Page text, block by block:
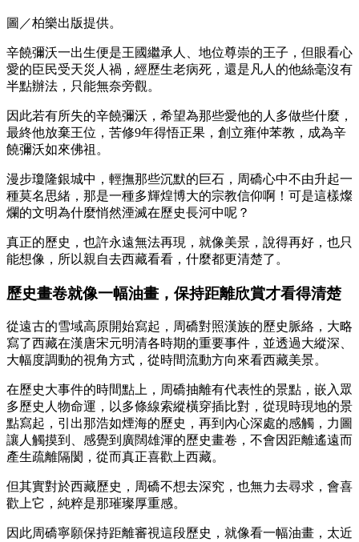
圖／柏樂出版提供。
辛饒彌沃一出生便是王國繼承人、地位尊崇的王子，但眼看心
愛的臣民受天災人禍，經歷生老病死，還是凡人的他絲毫沒有
半點辦法，只能無奈旁觀。
因此若有所失的辛饒彌沃，希望為那些愛他的人多做些什麼，
最終他放棄王位，苦修9年得悟正果，創立雍仲苯教，成為辛
饒彌沃如來佛祖。
漫步瓊隆銀城中，輕撫那些沉默的巨石，周礄心中不由升起一
種莫名思緒，那是一種多輝煌博大的宗教信仰啊！可是這樣燦
爛的文明為什麼悄然湮滅在歷史長河中呢？
真正的歷史，也許永遠無法再現，就像美景，說得再好，也只
能想像，所以親自去西藏看看，什麼都更清楚了。
歷史畫卷就像一幅油畫，保持距離欣賞才看得清楚
從遠古的雪域高原開始寫起，周礄對照漢族的歷史脈絡，大略
寫了西藏在漢唐宋元明清各時期的重要事件，並透過大縱深、
大幅度調動的視角方式，從時間流動方向來看西藏美景。
在歷史大事件的時間點上，周礄抽離有代表性的景點，嵌入眾
多歷史人物命運，以多條線索縱橫穿插比對，從現時現地的景
點寫起，引出那浩如煙海的歷史，再到內心深處的感觸，力圖
讓人觸摸到、感覺到廣闊雄渾的歷史畫卷，不會因距離遙遠而
產生疏離隔閡，從而真正喜歡上西藏。
但其實對於西藏歷史，周礄不想去深究，也無力去尋求，會喜
歡上它，純粹是那璀璨厚重感。
因此周礄寧願保持距離審視這段歷史，就像看一幅油畫，太近